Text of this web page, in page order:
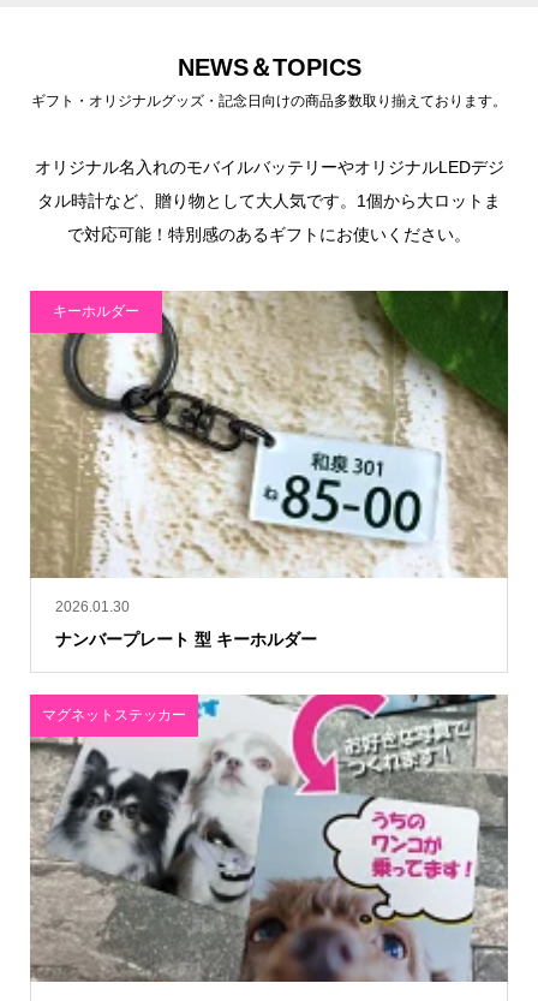
NEWS＆TOPICS
ギフト・オリジナルグッズ・記念日向けの商品多数取り揃えております。
オリジナル名入れのモバイルバッテリーやオリジナルLEDデジ
タル時計など、贈り物として大人気です。1個から大ロットま
で対応可能！特別感のあるギフトにお使いください。
2026.01.30
ナンバープレート 型 キーホルダー
キーホルダー
マグネットステッカー